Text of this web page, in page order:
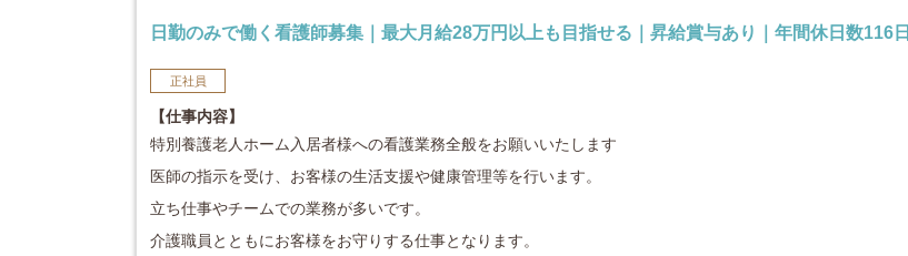
日勤のみで働く看護師募集｜最大月給28万円以上も目指せる｜昇給賞与あり｜年間休日数116日
正社員
【仕事内容】
特別養護老人ホーム入居者様への看護業務全般をお願いいたします
医師の指示を受け、お客様の生活支援や健康管理等を行います。
立ち仕事やチームでの業務が多いです。
介護職員とともにお客様をお守りする仕事となります。